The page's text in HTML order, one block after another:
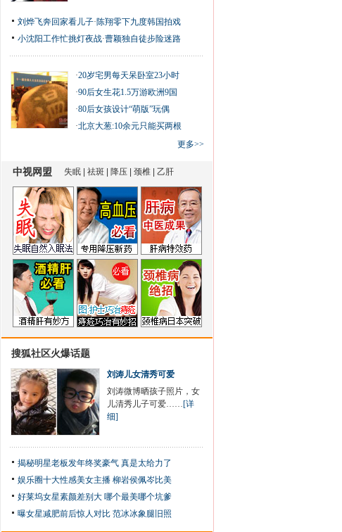
刘烨飞奔回家看儿子·陈翔零下九度韩国拍戏
小沈阳工作忙挑灯夜战·曹颖独自徒步险迷路
·20岁宅男每天呆卧室23小时
·90后女生花1.5万游欧洲9国
·80后女孩设计“萌版”玩偶
·北京大葱:10余元只能买两根
更多>>
搜狐社区火爆话题
刘涛儿女清秀可爱
刘涛微博晒孩子照片，女
儿清秀儿子可爱……[详
细]
揭秘明星老板发年终奖豪气 真是太给力了
娱乐圈十大性感美女主播 柳岩侯佩岑比美
好莱坞女星素颜差别大 哪个最美哪个坑爹
曝女星减肥前后惊人对比 范冰冰象腿旧照